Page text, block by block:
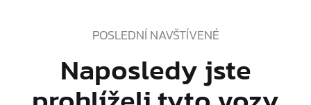
POSLEDNÍ NAVŠTÍVENÉ
Naposledy jste